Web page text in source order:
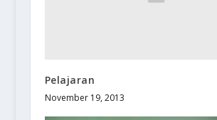
Pelajaran
November 19, 2013